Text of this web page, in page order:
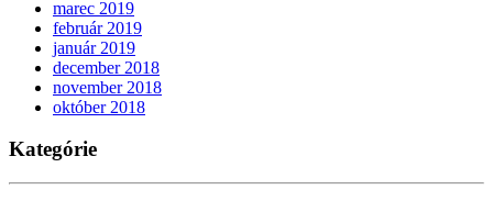
marec 2019
február 2019
január 2019
december 2018
november 2018
október 2018
Kategórie